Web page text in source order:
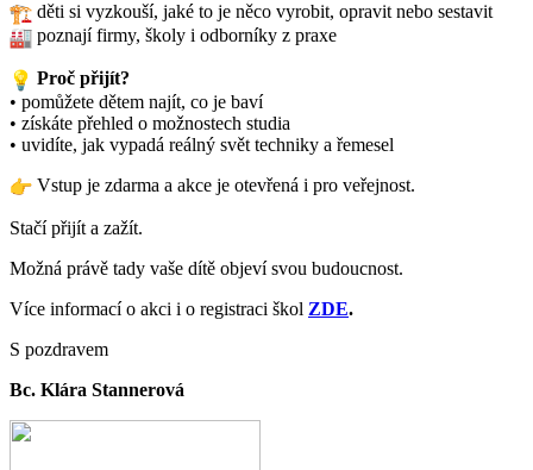
děti si vyzkouší, jaké to je něco vyrobit, opravit nebo sestavit
poznají firmy, školy i odborníky z praxe
Proč přijít?
• pomůžete dětem najít, co je baví
• získáte přehled o možnostech studia
• uvidíte, jak vypadá reálný svět techniky a řemesel
Vstup je zdarma a akce je otevřená i pro veřejnost.
Stačí přijít a zažít.
Možná právě tady vaše dítě objeví svou budoucnost.
Více informací o akci i o registraci škol ZDE.
S pozdravem
Bc. Klára Stannerová